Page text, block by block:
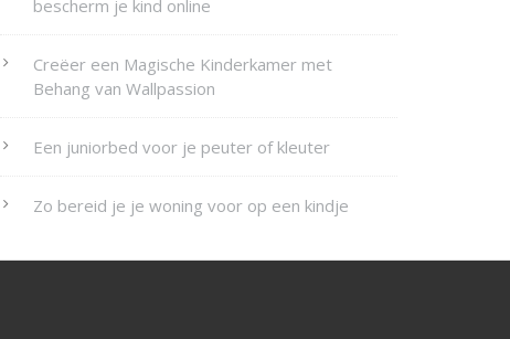
bescherm je kind online
Creëer een Magische Kinderkamer met
Behang van Wallpassion
Een juniorbed voor je peuter of kleuter
Zo bereid je je woning voor op een kindje